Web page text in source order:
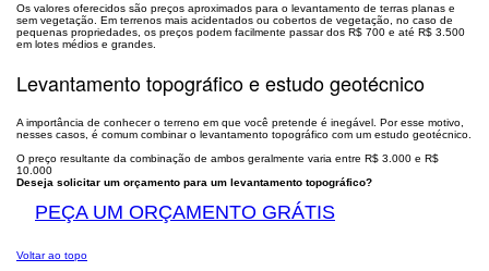
Os valores oferecidos são preços aproximados para o levantamento de terras planas e
sem vegetação. Em terrenos mais acidentados ou cobertos de vegetação, no caso de
pequenas propriedades, os preços podem facilmente passar dos R$ 700 e até R$ 3.500
em lotes médios e grandes.
Levantamento topográfico e estudo geotécnico
A importância de conhecer o terreno em que você pretende é inegável. Por esse motivo,
nesses casos, é comum combinar o levantamento topográfico com um estudo geotécnico.
O preço resultante da combinação de ambos geralmente varia entre R$ 3.000 e R$
10.000
Deseja solicitar um orçamento para um levantamento topográfico?
PEÇA UM ORÇAMENTO GRÁTIS
Voltar ao topo